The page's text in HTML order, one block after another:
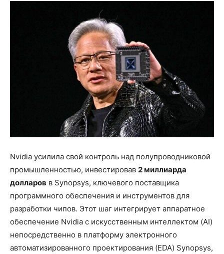
Nvidia усилила свой контроль над полупроводниковой
промышленностью, инвестировав 2 миллиарда
долларов в Synopsys, ключевого поставщика
программного обеспечения и инструментов для
разработки чипов. Этот шаг интегрирует аппаратное
обеспечение Nvidia с искусственным интеллектом (AI)
непосредственно в платформу электронного
автоматизированного проектирования (EDA) Synopsys,